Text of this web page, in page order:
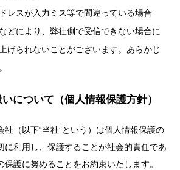
レスが入力ミス等で間違っている場合
どにより、弊社側で受信できない場合に
げられないことがございます。あらかじ
について（個人情報保護方針）
社（以下“当社”という）は個人情報保護の
に利用し、保護することが社会的責任であ
保護に努めることをお約束いたします。